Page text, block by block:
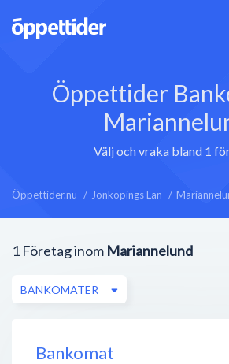
Öppettider
Välj och vraka bland 1
Öppettider.nu Jönköpings Län
1 Företag inom Mariannelund
BANKOMATER
Bankomat